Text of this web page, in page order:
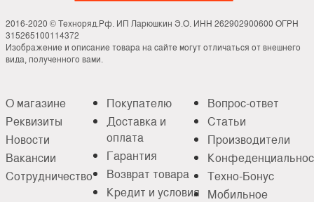
2016-2020 © Техноряд.Рф. ИП Ларюшкин Э.О. ИНН 262902900600 ОГРН
315265100114372
Изображение и описание товара на сайте могут отличаться от внешнего
вида, полученного вами.
О магазине
Реквизиты
Новости
Вакансии
Сотрудничество
Покупателю
Доставка и
оплата
Гарантия
Возврат товара
Кредит и условия
Вопрос-ответ
Статьи
Производители
Техно-Бонус
Мобильное